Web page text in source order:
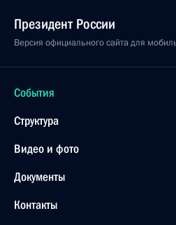
Президент России
Версия официального сайта для
События
Структура
Видео и фото
Документы
Контакты